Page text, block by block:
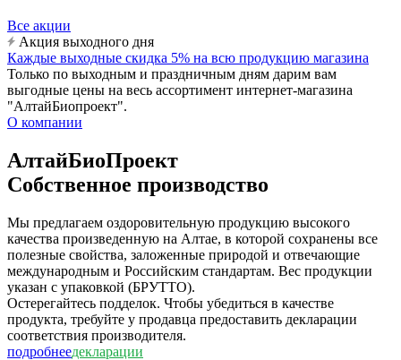
Все акции
Акция выходного дня
Каждые выходные скидка 5% на всю продукцию магазина
Только по выходным и праздничным дням дарим вам
выгодные цены на весь ассортимент интернет-магазина
"АлтайБиопроект".
О компании
АлтайБиоПроект
Собственное производство
Мы предлагаем оздоровительную продукцию высокого
качества произведенную на Алтае, в которой сохранены все
полезные свойства, заложенные природой и отвечающие
международным и Российским стандартам. Вес продукции
указан c упаковкой (БРУТТО).
Остерегайтесь подделок. Чтобы убедиться в качестве
продукта, требуйте у продавца предоставить декларации
соответствия производителя.
подробнеедекларации